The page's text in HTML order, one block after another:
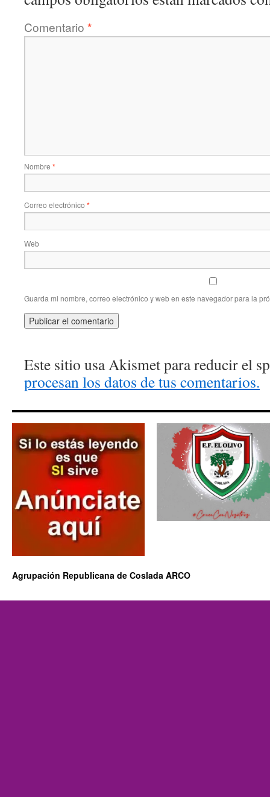
Comentario *
Nombre *
Correo electrónico *
Web
Guarda mi nombre, correo electrónico y web en este navegador para la
Este sitio usa Akismet para reducir el
procesan los datos de tus comentarios.
Agrupación Republicana de Coslada ARCO